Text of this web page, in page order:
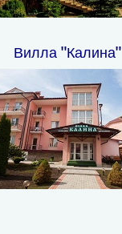
Вилла "Калина"